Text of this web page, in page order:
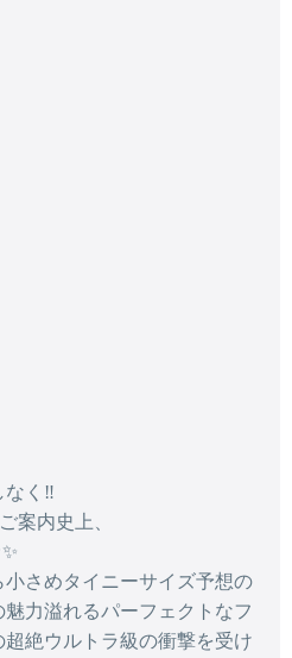
なく‼️
案内史上、
さめタイニーサイズ予想の
力溢れるパーフェクトなフ
絶ウルトラ級の衝撃を受け